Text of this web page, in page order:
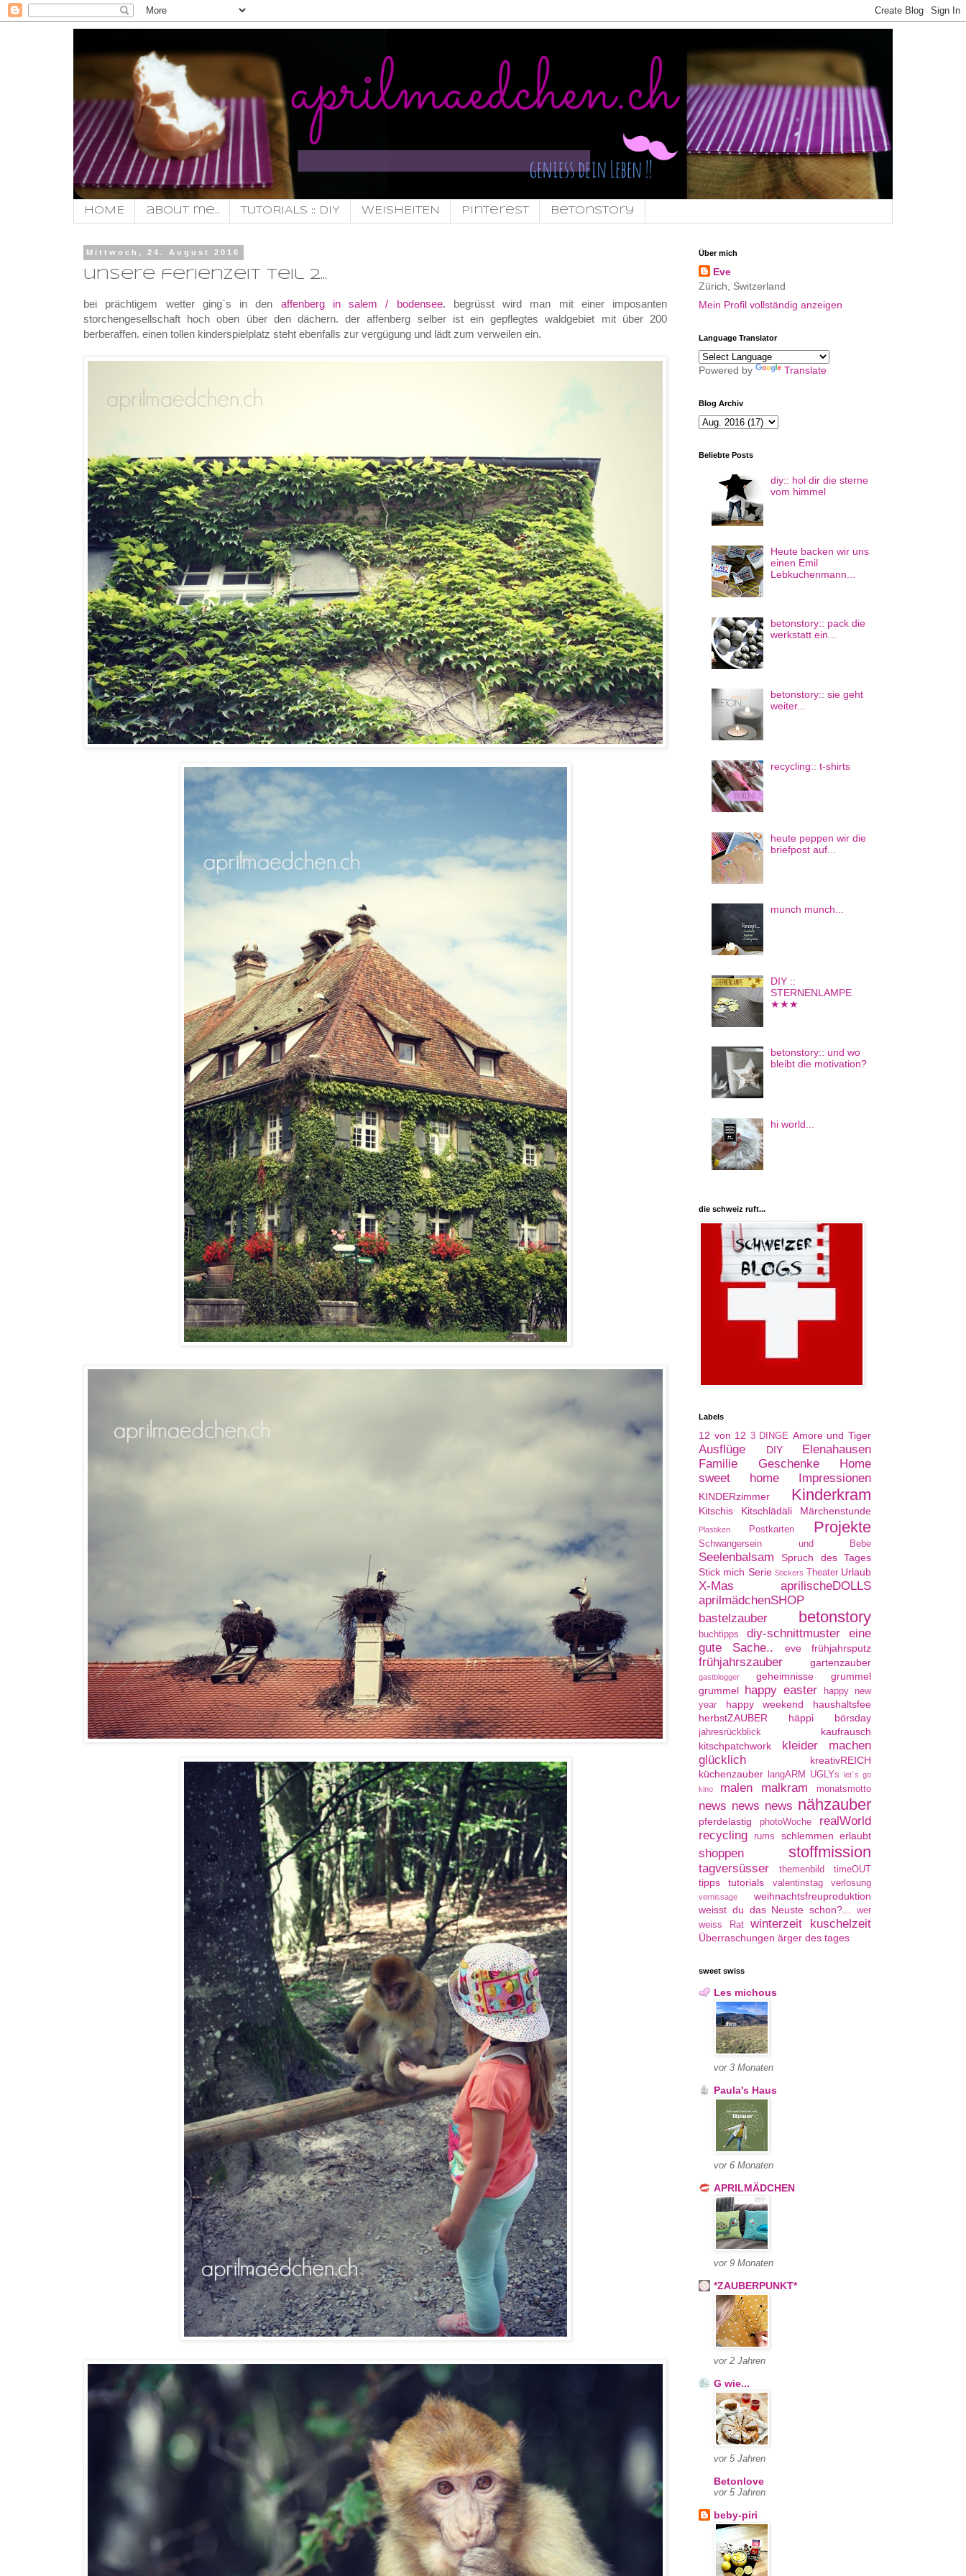
HOME about me.. TUTORIALS :: DIY WEISHEITEN pinterest Betonstory
Mittwoch, 24. August 2016
unsere ferienzeit teil 2...
bei prächtigem wetter ging`s in den affenberg in salem / bodensee. begrüsst wird man mit einer imposanten
storchengesellschaft hoch oben über den dächern. der affenberg selber ist ein gepflegtes waldgebiet mit über 200
berberaffen. einen tollen kinderspielplatz steht ebenfalls zur vergügung und lädt zum verweilen ein.
Über mich
Eve
Zürich, Switzerland
Mein Profil vollständig anzeigen
Language Translator
Powered by Translate
Blog Archiv
Beliebte Posts
diy:: hol dir die sterne
vom himmel
Heute backen wir uns
einen Emil
Lebkuchenmann...
betonstory:: pack die
werkstatt ein...
betonstory:: sie geht
weiter...
recycling:: t-shirts
heute peppen wir die
briefpost auf...
munch munch...
DIY ::
STERNENLAMPE
★★★
betonstory:: und wo
bleibt die motivation?
hi world...
die schweiz ruft...
Labels
12 von 12 3 DINGE Amore und Tiger
Ausflüge DIY
Elenahausen
Familie
Geschenke
Home
sweet home
Impressionen
KINDERzimmer Kinderkram
Kitschis Kitschlädäli Märchenstunde
Plastiken Postkarten Projekte
Schwangersein und Bebe
Seelenbalsam
Spruch des Tages
Stick mich Serie Stickers Theater Urlaub
X-Mas
aprilischeDOLLS
aprilmädchenSHOP
bastelzauber
betonstory
buchtipps diy-schnittmuster
eine
gute Sache..
eve frühjahrsputz
frühjahrszauber gartenzauber
gastblogger geheimnisse
grummel
grummel happy easter
happy new
year
happy weekend
haushaltsfee
herbstZAUBER
häppi börsday
jahresrückblick
kaufrausch
kitschpatchwork
kleider machen
glücklich
kreativREICH
küchenzauber
langARM UGLYs let´s go
kino
malen malkram monatsmotto
news news news nähzauber
pferdelastig photoWoche
realWorld
recycling
rums schlemmen erlaubt
shoppen stoffmission
tagversüsser themenbild timeOUT
tipps tutorials valentinstag verlosung
vernissage
weihnachtsfreuproduktion
weisst du das Neuste schon?...
wer
weiss Rat
winterzeit kuschelzeit
Überraschungen ärger des tages
sweet swiss
Les michous
vor 3 Monaten
Paula's Haus
vor 6 Monaten
APRILMÄDCHEN
vor 9 Monaten
*ZAUBERPUNKT*
vor 2 Jahren
G wie...
vor 5 Jahren
Betonlove
vor 5 Jahren
beby-piri